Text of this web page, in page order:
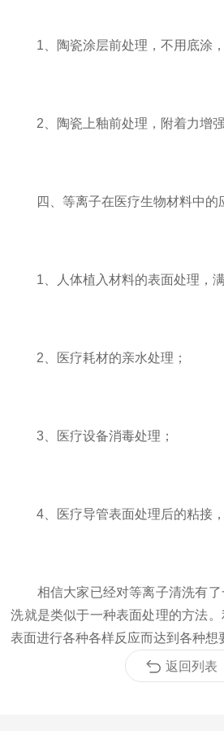
1、陶瓷涂层前处理，不用底涂，
2、陶瓷上釉前处理，附着力增强
四、等离子在医疗生物材料中的
1、人体植入材料的表面处理，满
2、医疗耗材的亲水处理；
3、医疗设备消毒处理；
4、医疗导管表面处理后的粘接，
相信大家已经对等离子清洗有了
洗就是类似于一种表面处理的方法
表面进行各种各样反应而达到各种想
返回列表